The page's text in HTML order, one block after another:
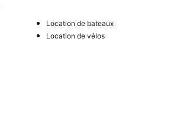
Location de bateaux
Location de vélos